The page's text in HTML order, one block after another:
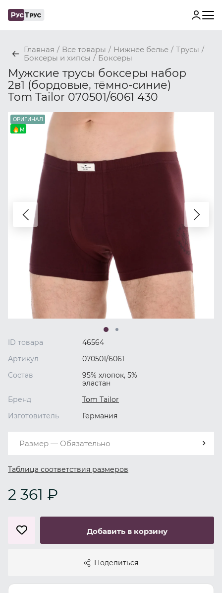
Главная / Все товары / Нижнее белье / Трусы /
Боксеры и хипсы / Боксеры
Мужские трусы боксеры набор
2в1 (бордовые, тёмно-синие)
Tom Tailor 070501/6061 430
ОРИГИНАЛ
M
ID товара
46564
Артикул
070501/6061
Состав
95% хлопок, 5%
эластан
Бренд
Tom Tailor
Изготовитель
Германия
Размер — Обязательно
Таблица соответствия размеров
2 361 ₽
Добавить в корзину
Поделиться